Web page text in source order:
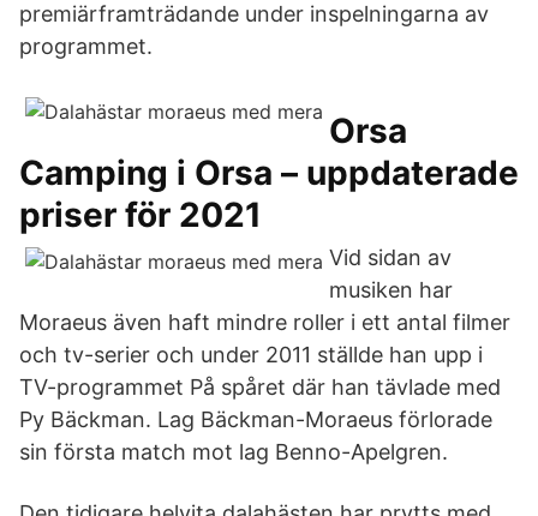
premiärframträdande under inspelningarna av
programmet.
Orsa
Camping i Orsa – uppdaterade
priser för 2021
Vid sidan av
musiken har
Moraeus även haft mindre roller i ett antal filmer
och tv-serier och under 2011 ställde han upp i
TV-programmet På spåret där han tävlade med
Py Bäckman. Lag Bäckman-Moraeus förlorade
sin första match mot lag Benno-Apelgren.